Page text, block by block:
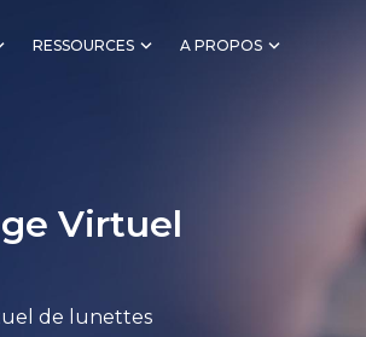
RESSOURCES A PROPOS
Virtuel
de lunettes